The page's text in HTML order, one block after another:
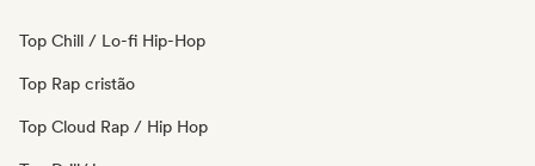
Top Chill / Lo-fi Hip-Hop
Top Rap cristão
Top Cloud Rap / Hip Hop